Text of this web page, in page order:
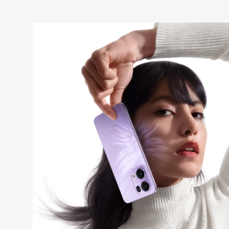
Estética urbana de vangaurdia